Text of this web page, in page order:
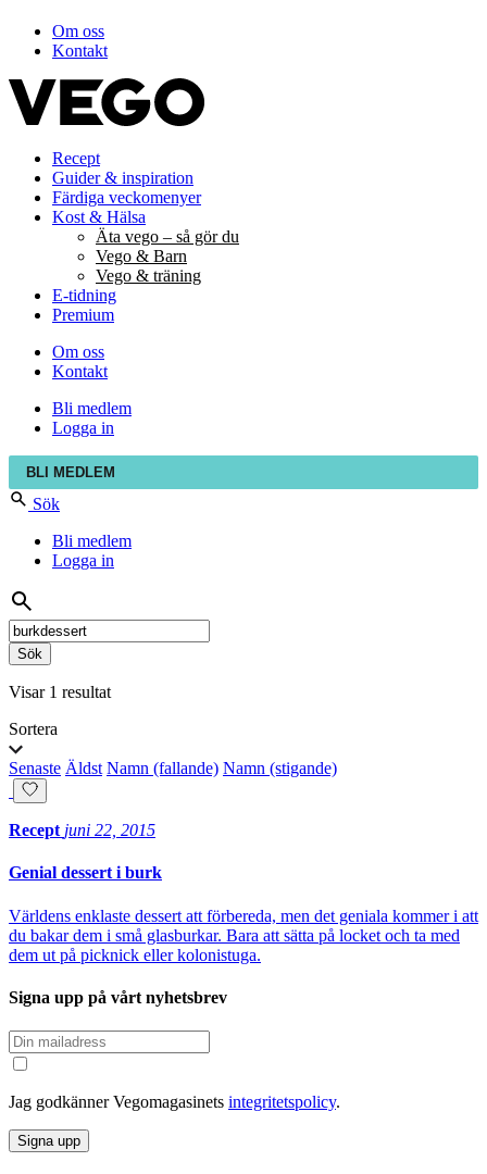
Om oss
Kontakt
Recept
Guider & inspiration
Färdiga veckomenyer
Kost & Hälsa
Äta vego – så gör du
Vego & Barn
Vego & träning
E-tidning
Premium
Om oss
Kontakt
Bli medlem
Logga in
BLI MEDLEM
Sök
Bli medlem
Logga in
Sök
på:
Visar 1 resultat
Sortera
Senaste Äldst Namn (fallande) Namn (stigande)
Recept juni 22, 2015
Genial dessert i burk
Världens enklaste dessert att förbereda, men det geniala kommer i att
du bakar dem i små glasburkar. Bara att sätta på locket och ta med
dem ut på picknick eller kolonistuga.
Signa upp på vårt nyhetsbrev
Jag godkänner Vegomagasinets integritetspolicy.
Signa upp